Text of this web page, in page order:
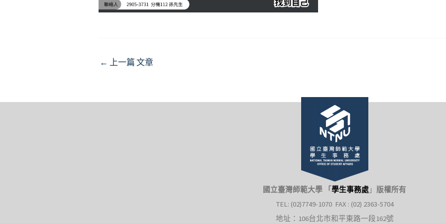
Post
← 上一篇 文章
國立臺灣師範大學 「 學生事務處 」 版權所有
TEL: (02)7749-1070 FAX : (02) 2363-5704
地址：106台北市和平東路一段162號